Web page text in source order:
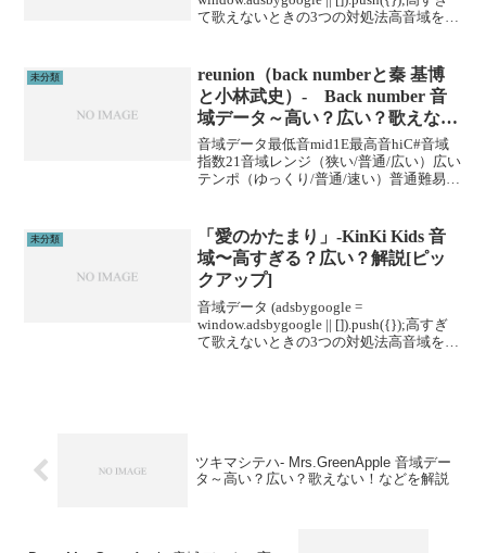
て歌えないときの3つの対処法高音域を広
ルに通うこと...
未分類
reunion（back numberと秦 基博
と小林武史）- Back number 音
域データ～高い？広い？歌えな
い！などを解説
音域データ最低音mid1E最高音hiC#音域
指数21音域レンジ（狭い/普通/広い）広い
テンポ（ゆっくり/普通/速い）普通難易度
(adsbygoogle = win...
未分類
「愛のかたまり」-KinKi Kids 音
域〜高すぎる？広い？解説[ピッ
クアップ]
音域データ (adsbygoogle =
window.adsbygoogle || []).push({});高すぎ
て歌えないときの3つの対処法高音域を広
ツキマシテハ- Mrs.GreenApple 音域デー
タ～高い？広い？歌えない！などを解説